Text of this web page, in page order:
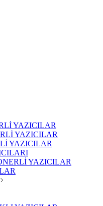
YAZICILAR
YAZICILAR
YAZICILAR
YAZICILAR